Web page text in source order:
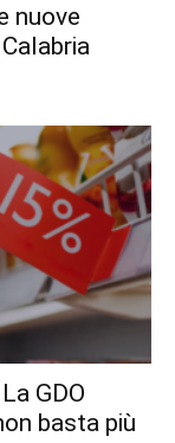
nuove
GDO
basta più